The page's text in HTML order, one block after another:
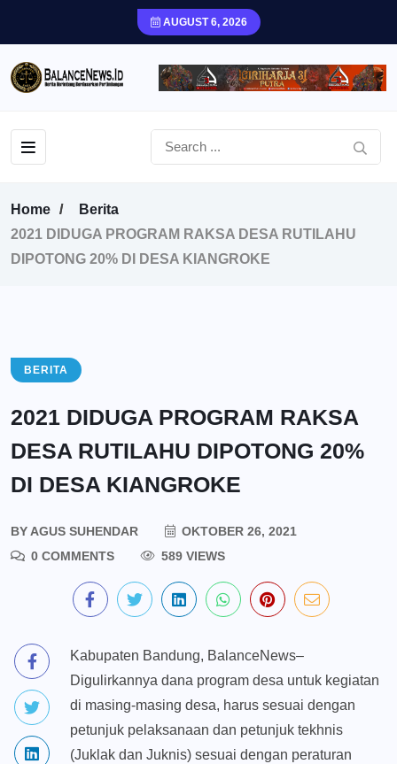
AUGUST 6, 2026
Home
Berita
2021 DIDUGA PROGRAM RAKSA DESA RUTILAHU
DIPOTONG 20% DI DESA KIANGROKE
BERITA
2021 DIDUGA PROGRAM RAKSA
DESA RUTILAHU DIPOTONG 20%
DI DESA KIANGROKE
BYAGUS SUHENDAR
OKTOBER 26, 2021
0 COMMENTS
589 VIEWS
Kabupaten Bandung, BalanceNews–
Digulirkannya dana program desa untuk kegiatan
di masing-masing desa, harus sesuai dengan
petunjuk pelaksanaan dan petunjuk tekhnis
(Juklak dan Juknis) sesuai dengan peraturan